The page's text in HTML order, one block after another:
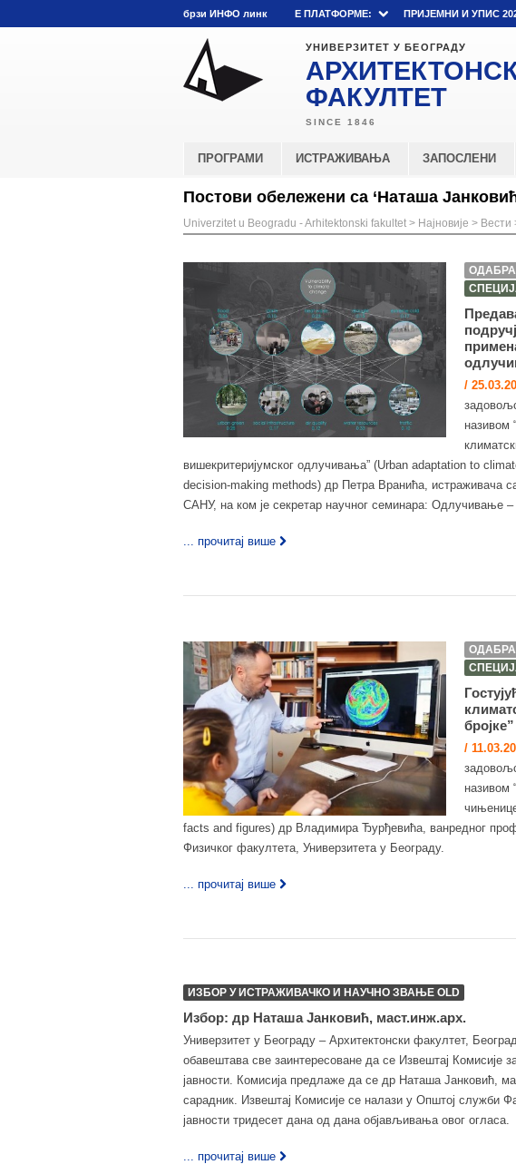
брзи ИНФО линк E ПЛАТФОРМЕ: ПРИЈЕМНИ И УПИС
УНИВЕРЗИТЕТ У БЕОГРАДУ
ФАКУЛТЕТ
ПРОГРАМИ ИСТРАЖИВАЊА ЗАПОСЛЕНИ
Постови обележени са ‘Наташа
Univerzitet u Beogradu - Arhitektonski fakultet > Најновије > Вести
/
називом
вишекритеријумског одлучивања” (Urban adaptation to
decision-making methods) др Петра Вранића, истраживача
САНУ, на ком је секретар научног семинара: Одлучивање –
... прочитај више
/
називом
facts and figures) др Владимира Ђурђевића, ванредног
Физичког факултета, Универзитета у Београду.
... прочитај више
ИЗБОР У ИСТРАЖИВАЧКО И НАУЧНО ЗВАЊЕ OLD
Избор: др Наташа Јанковић, маст.инж.арх.
Универзитет у Београду – Архитектонски факултет,
обавештава све заинтересоване да се Извештај Комисије
јавности. Комисија предлаже да се др Наташа Јанковић,
сарадник. Извештај Комисије се налази у Општој служби
јавности тридесет дана од дана објављивања овог огласа.
... прочитај више